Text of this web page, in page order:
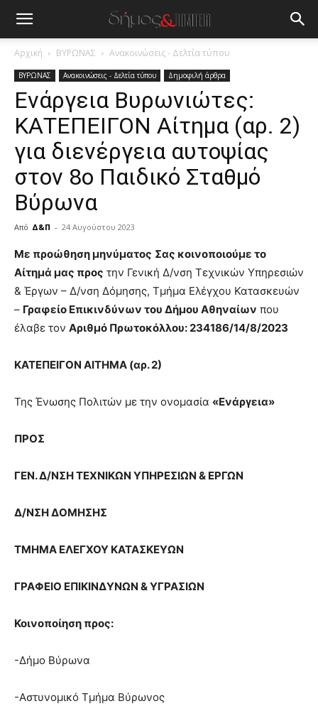
Αρχική ΒΥΡΩΝΑΣ Ανακοινώσεις - Δελτία τύπου
ΒΥΡΩΝΑΣ Ανακοινώσεις - Δελτία τύπου Δημοφιλή άρθρα
Ενάργεια Βυρωνιώτες:
ΚΑΤΕΠΕΙΓΟΝ Αίτημα (αρ. 2)
για διενέργεια αυτοψίας
στον 8ο Παιδικό Σταθμό
Βύρωνα
Από Δ&Π - 24 Αυγούστου 2023
blonde
lesbians
hot
cam
show.desi
lyons
you
of
pornhun
porn
Με προώθηση μηνύματος Σας κοινοποιούμε το
Αίτημά μας προς την Γενική Δ/νση Τεχνικών Υπηρεσιών
& Έργων – Δ/νση Δόμησης, Τμήμα Ελέγχου Κατασκευών
– Γραφείο Επικινδύνων του Δήμου Αθηναίων που
έλαβε τον Αριθμό Πρωτοκόλλου: 234186/14/8/2023
ΚΑΤΕΠΕΙΓΟΝ ΑΙΤΗΜΑ (αρ. 2)
Της Ένωσης Πολιτών με την ονομασία «Ενάργεια»
ΠΡΟΣ
ΓΕΝ. Δ/ΝΣΗ ΤΕΧΝΙΚΩΝ ΥΠΗΡΕΣΙΩΝ & ΕΡΓΩΝ
Δ/ΝΣΗ ΔΟΜΗΣΗΣ
ΤΜΗΜΑ ΕΛΕΓΧΟΥ ΚΑΤΑΣΚΕΥΩΝ
ΓΡΑΦΕΙΟ ΕΠΙΚΙΝΔΥΝΩΝ & ΥΓΡΑΣΙΩΝ
Κοινοποίηση προς:
-Δήμο Βύρωνα
-Αστυνομικό Τμήμα Βύρωνος